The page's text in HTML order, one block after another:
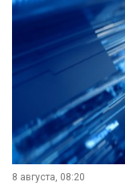
8 августа, 08:20